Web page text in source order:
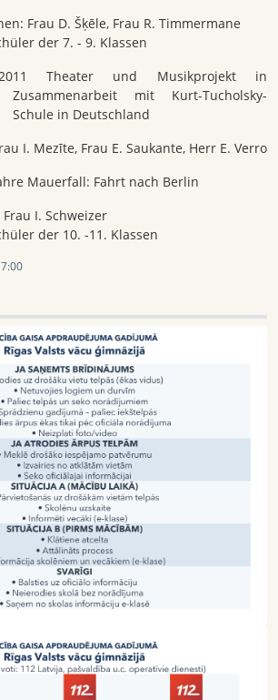
Frau D. Šķēle, Frau R. Timmermane
der 7. - 9. Klassen
Theater und Musikprojekt in
Zusammenarbeit mit Kurt-Tucholsky-
Schule in Deutschland
I. Mezīte, Frau E. Saukante, Herr E. Verro
Mauerfall: Fahrt nach Berlin
I. Schweizer
der 10. -11. Klassen